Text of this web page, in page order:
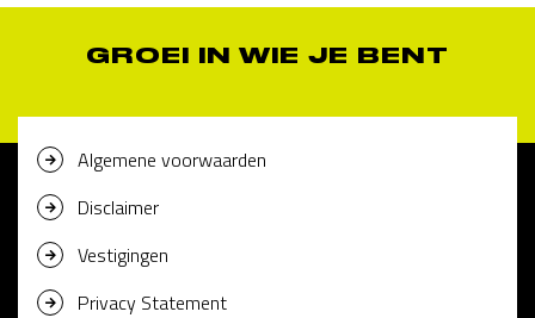
GROEI IN WIE JE BENT
Algemene voorwaarden
Disclaimer
Vestigingen
Privacy Statement